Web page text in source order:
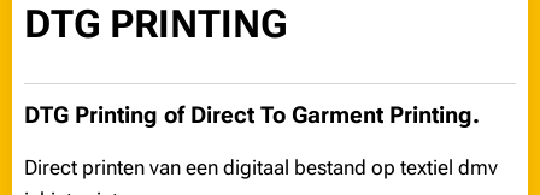
DTG PRINTING
DTG Printing of Direct To Garment Printing.
Direct printen van een digitaal bestand op textiel dmv